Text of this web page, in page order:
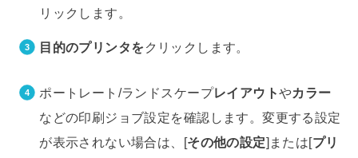
リックします。
目的のプリンタを クリックします。
ポートレート/ランドスケープレイアウトやカラー
などの印刷ジョブ設定を確認します。変更する設定
が表示されない場合は、[その他の設定]または[プリ